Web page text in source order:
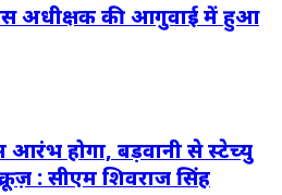
अधीक्षक की आगुवाई में हुआ
आरंभ होगा, बड़वानी से स्टेच्यु
: सीएम शिवराज सिंह